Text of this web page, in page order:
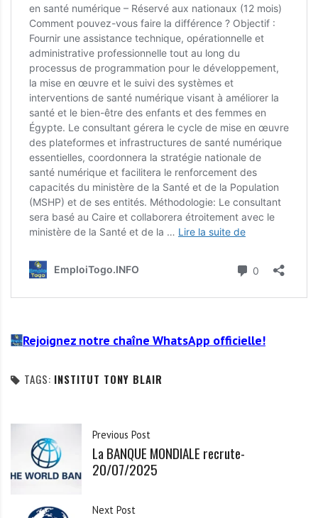
Rejoignez notre chaîne WhatsApp officielle!
TAGS: INSTITUT TONY BLAIR
Previous Post
La BANQUE MONDIALE recrute-
20/07/2025
Next Post